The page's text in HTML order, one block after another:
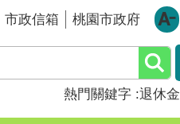
市政信箱 桃園市政府
熱門關鍵字 退休金